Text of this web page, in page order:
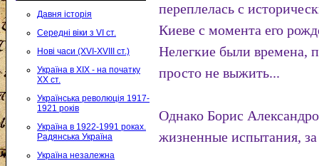
Давня історія
Середні віки з VI ст.
Нові часи (XVI-XVIII ст.)
Україна в XIX - на початку
XX ст.
Українська революція 1917-
1921 років
Україна в 1922-1991 роках.
Радянська Україна
Україна незалежна
переплелась с
Киеве с момента его
Нелегкие были времена,
просто не выжить...
Однако Борис
жизненные испытания,